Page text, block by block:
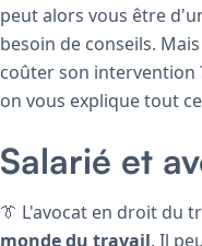
peut alors vous être
besoin de conseils.
coûter son intervention
on vous explique tout
Salarié et
👔 L'avocat en droit du
monde du travail. Il